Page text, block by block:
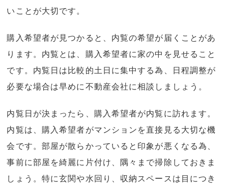
いことが大切です。
購入希望者が見つかると、内覧の希望が届くことがあ
ります。内覧とは、購入希望者に家の中を見せること
です。内覧日は比較的土日に集中する為、日程調整が
必要な場合は早めに不動産会社に相談しましょう。
内覧日が決まったら、購入希望者が内覧に訪れます。
内覧は、購入希望者がマンションを直接見る大切な機
会です。部屋が散らかっていると印象が悪くなる為、
事前に部屋を綺麗に片付け、隅々まで掃除しておきま
しょう。特に玄関や水回り、収納スペースは目につき